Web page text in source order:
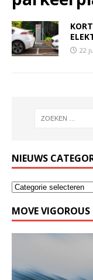
22
NIEUWS
MOVE